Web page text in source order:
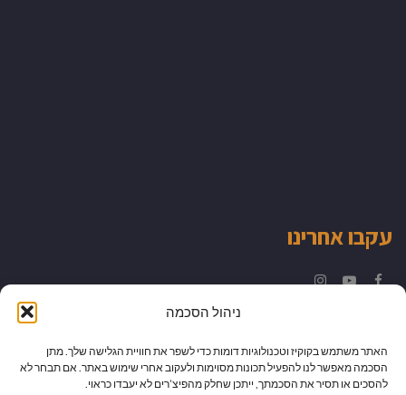
ניהול הסכמה
האתר משתמש בקוקיז וטכנולוגיות דומות כדי לשפר את חוויית הגלישה שלך. מתן
הסכמה מאפשר לנו להפעיל תכונות מסוימות ולעקוב אחרי שימוש באתר. אם תבחר לא
להסכים או תסיר את הסכמתך, ייתכן שחלק מהפיצ’רים לא יעבדו כראוי.
עקבו אחרינו